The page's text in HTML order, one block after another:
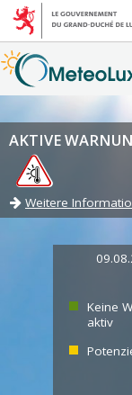
AKTIVE
Weitere
Keine
aktiv